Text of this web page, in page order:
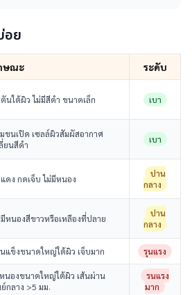
อย
ษณะ ระดับ
นใต้ผิว ไม่มีสีดำ ขนาดเล็ก เบา
ขนเปิด เซลล์ผิวสัมผัสอากาศ
ยนสีดำ
เบา
ดง กดเจ็บ ไม่มีหนอง
ปาน
กลาง
หนองสีขาวหรือเหลืองที่ปลาย
ปาน
กลาง
แข็งขนาดใหญ่ใต้ผิว เจ็บมาก รุนแรง
นองขนาดใหญ่ใต้ผิว เส้นผ่าน
กลาง >5 มม.
รุนแรง
มาก